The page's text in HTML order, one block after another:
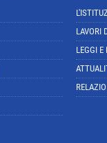
LAVORI
LEGGI E